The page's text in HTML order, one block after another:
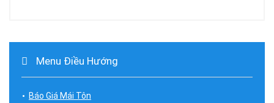
Menu Điều Hướng
Báo Giá Mái Tôn